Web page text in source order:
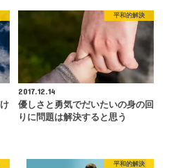
平和的解決
2017.12.14
優しさと勇気でだいたいの身の回
りに問題は解決すると思う
平和的解決